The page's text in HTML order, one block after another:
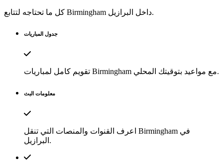
Birmingham داخل البرازيل.
جدول المباريات
تقويم كامل لمباريات Birmingham مع مواعيد بتوقيتك المحلي.
معلومات البث
اعرف القنوات والمنصات التي تنقل Birmingham في
البرازيل.